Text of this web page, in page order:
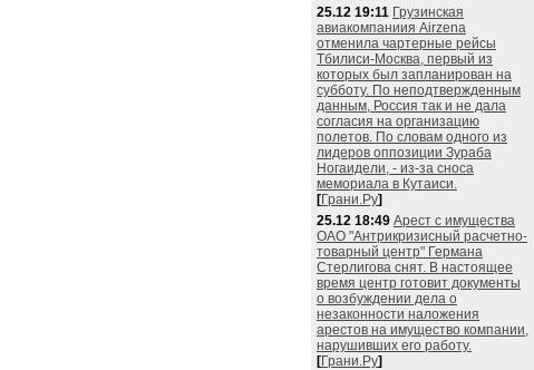
25.12 19:11 Грузинская
авиакомпаниия Airzena
отменила чартерные рейсы
Тбилиси-Москва, первый из
которых был запланирован на
субботу. По неподтвержденным
данным, Россия так и не дала
согласия на организацию
полетов. По словам одного из
лидеров оппозиции Зураба
Ногаидели, - из-за сноса
мемориала в Кутаиси.
[Грани.Ру]
25.12 18:49 Арест с имущества
ОАО "Антрикризисный расчетно-
товарный центр" Германа
Стерлигова снят. В настоящее
время центр готовит документы
о возбуждении дела о
незаконности наложения
арестов на имущество компании,
нарушивших его работу.
[Грани.Ру]